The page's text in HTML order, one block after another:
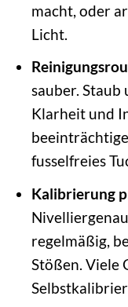
macht, oder
Licht.
sauber. Staub
Klarheit und
fusselfreies
Kalibrierung
regelmäßig,
Stößen. Viele